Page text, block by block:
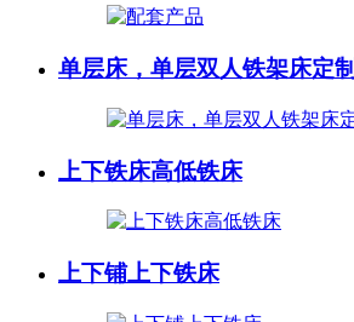
单层床，单层双人铁架床定制
上下铁床高低铁床
上下铺上下铁床